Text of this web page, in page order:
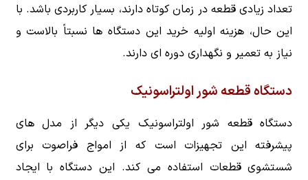
تعداد زیادی قطعه در زمان کوتاه دارند، بسیار کاربردی باشد. با
این حال، هزینه اولیه خرید این دستگاه ها نسبتاً بالاست و
نیاز به تعمیر و نگهداری دوره ای دارند.
دستگاه قطعه شور اولتراسونیک
دستگاه قطعه شور اولتراسونیک یکی دیگر از مدل های
پیشرفته این تجهیزات است که از امواج فراصوت برای
شستشوی قطعات استفاده می کند. این دستگاه با ایجاد